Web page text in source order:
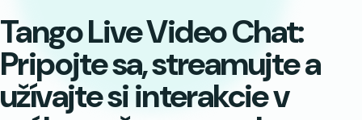
Tango Live Video Chat:
Pripojte sa, streamujte a
užívajte si interakcie v